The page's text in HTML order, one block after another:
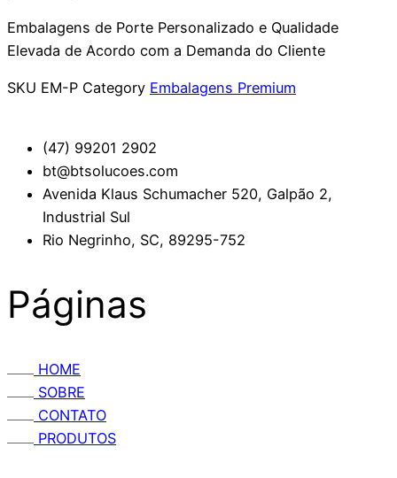
Embalagens de Porte Personalizado e Qualidade
Elevada de Acordo com a Demanda do Cliente
SKU EM-P Category Embalagens Premium
(47) 99201 2902
bt@btsolucoes.com
Avenida Klaus Schumacher 520, Galpão 2,
Industrial Sul
Rio Negrinho, SC, 89295-752
Páginas
HOME
SOBRE
CONTATO
PRODUTOS